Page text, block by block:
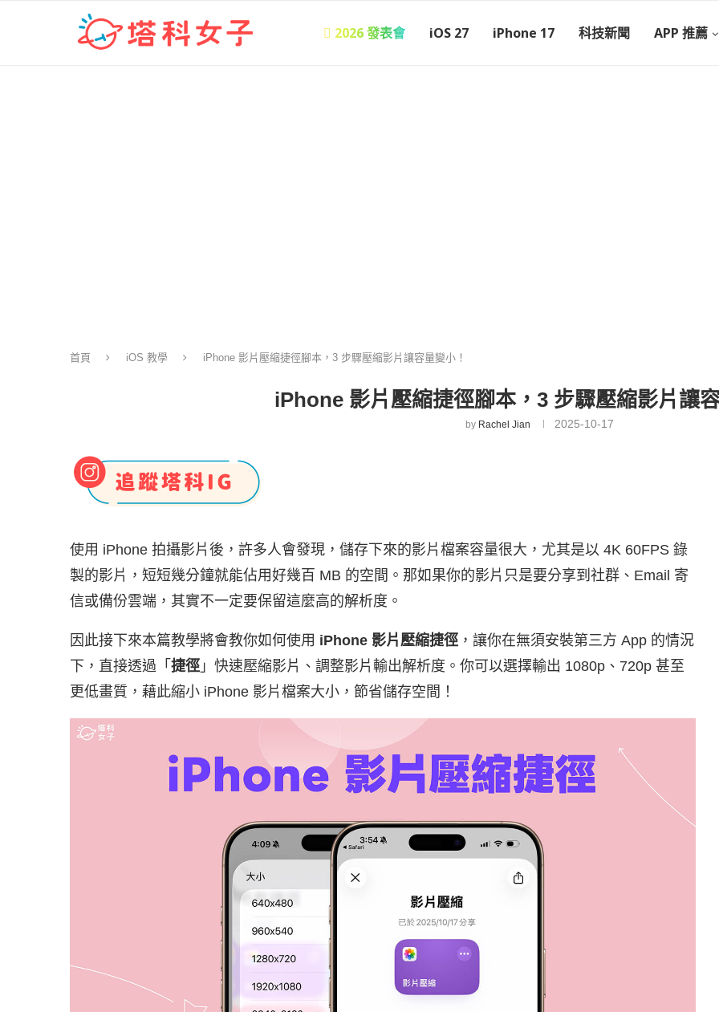
 2026 發表會 iOS 27 iPhone 17 科技新聞 APP 推薦
首頁 iOS 教學 iPhone 影片壓縮捷徑腳本，3 步驟壓縮影片讓容量變小！
iPhone 影片壓縮捷徑腳本，3 步驟壓縮影片讓
by Rachel Jian 2025-10-17
使用 iPhone 拍攝影片後，許多人會發現，儲存下來的影片檔案容量很大，尤其是以 4K 60FPS 錄
製的影片，短短幾分鐘就能佔用好幾百 MB 的空間。那如果你的影片只是要分享到社群、Email 寄
信或備份雲端，其實不一定要保留這麼高的解析度。
因此接下來本篇教學將會教你如何使用 iPhone 影片壓縮捷徑 ，讓你在無須安裝第三方 App 的情況
下，直接透過「 捷徑 」快速壓縮影片、調整影片輸出解析度。你可以選擇輸出 1080p、720p 甚至
更低畫質，藉此縮小 iPhone 影片檔案大小，節省儲存空間！